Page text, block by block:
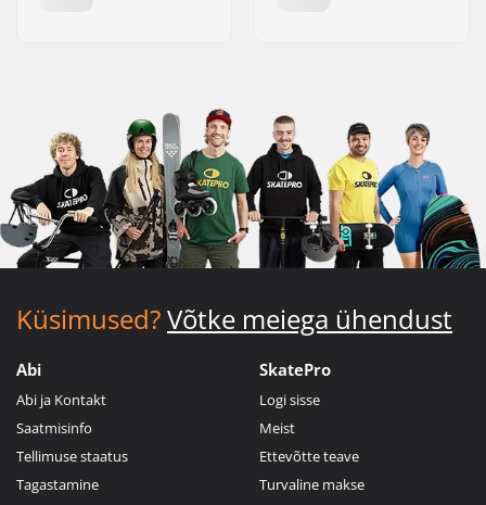
Küsimused?Võtke meiega ühendust
Abi
Abi ja Kontakt
Saatmisinfo
Tellimuse staatus
Tagastamine
SkatePro
Logi sisse
Meist
Ettevõtte teave
Turvaline makse